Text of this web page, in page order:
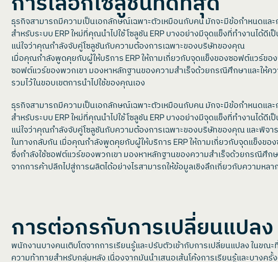
ธุรกิจสามารถมีความเป็นเอกลักษณ์เฉพาะตัวเหมือนกับคน มักจะมีข้อกำหนดแ
สำหรับระบบ ERP ใหม่ที่คุณนำไปใช้ โซลูชัน ERP บางอย่างมีจุดแข็งที่ทำงานไ
แน่ใจว่าคุณกำลังจับคู่โซลูชันกับความต้องการเฉพาะของบริษัทของคุณ
เมื่อคุณกำลังพูดคุยกับผู้ให้บริการ ERP ให้ถามเกี่ยวกับจุดแข็งของซอฟต์แวร์ข
ซอฟต์แวร์ของพวกเขา มองหาหลักฐานของความสำเร็จด้วยกรณีศึกษาและให้
รวมไว้ในขอบเขตการนำไปใช้ของคุณเอง
ธุรกิจสามารถมีความเป็นเอกลักษณ์เฉพาะตัวเหมือนกับคน มักจะมีข้อกำหนดแ
สำหรับระบบ ERP ใหม่ที่คุณนำไปใช้ โซลูชัน ERP บางอย่างมีจุดแข็งที่ทำงานไ
แน่ใจว่าคุณกำลังจับคู่โซลูชันกับความต้องการเฉพาะของบริษัทของคุณ และพิจา
ในทางกลับกัน เมื่อคุณกำลังพูดคุยกับผู้ให้บริการ ERP ให้ถามเกี่ยวกับจุดแข็งข
ซึ่งกำลังใช้ซอฟต์แวร์ของพวกเขา มองหาหลักฐานของความสำเร็จด้วยกรณีศึกษ
จากการค้าปลีกไปสู่การผลิตได้อย่างไรสามารถให้ข้อมูลเชิงลึกเกี่ยวกับความ
การต่อกรกับการเปลี่ยนแปลง
พนักงานบางคนเติบโตจากการเรียนรู้และปรับตัวเข้ากับการเปลี่ยนแปลง ในขณ
ความท้าทายสำหรับกลุ่มหลัง เนื่องจากมันนำเสนอเส้นโค้งการเรียนรู้และบาง